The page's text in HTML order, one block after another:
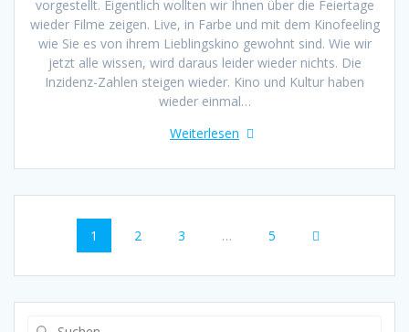
vorgestellt. Eigentlich wollten wir Ihnen über die Feiertage
wieder Filme zeigen. Live, in Farbe und mit dem Kinofeeling
wie Sie es von ihrem Lieblingskino gewohnt sind. Wie wir
jetzt alle wissen, wird daraus leider wieder nichts. Die
Inzidenz-Zahlen steigen wieder. Kino und Kultur haben
wieder einmal…
Weiterlesen
Beitragsnavigation
Seite
1 Seite
2 Seite
3 … Seite
5